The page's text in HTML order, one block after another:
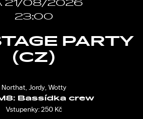
21/08/2026
23:00
PARTY
(CZ)
Northat, Jordy, Wotty
Bassídka crew
Vstupenky: 250 Kč